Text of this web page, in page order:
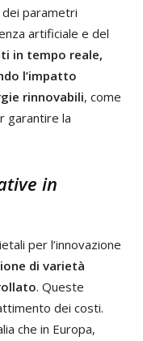
parametri
artificiale e del
in tempo reale,
l’impatto
rinnovabili, come
garantire la
in
per l’innovazione
di varietà
. Queste
dei costi.
che in Europa,